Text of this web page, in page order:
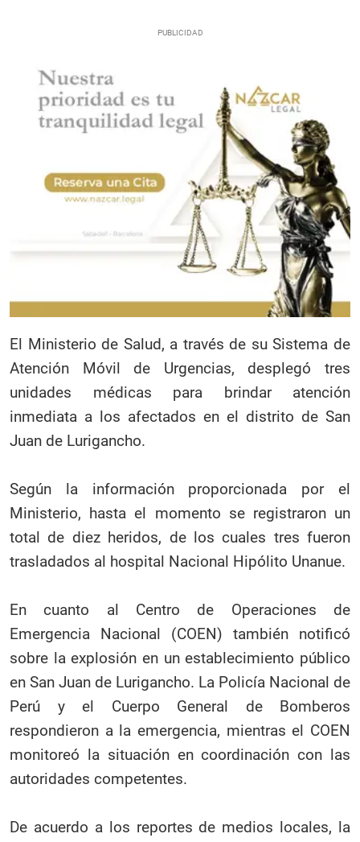
El Ministerio de Salud, a través de su Sistema de
Atención Móvil de Urgencias, desplegó tres
unidades médicas para brindar atención
inmediata a los afectados en el distrito de San
Juan de Lurigancho.
Según la información proporcionada por el
Ministerio, hasta el momento se registraron un
total de diez heridos, de los cuales tres fueron
trasladados al hospital Nacional Hipólito Unanue.
En cuanto al Centro de Operaciones de
Emergencia Nacional (COEN) también notificó
sobre la explosión en un establecimiento público
en San Juan de Lurigancho. La Policía Nacional de
Perú y el Cuerpo General de Bomberos
respondieron a la emergencia, mientras el COEN
monitoreó la situación en coordinación con las
autoridades competentes.
De acuerdo a los reportes de medios locales, la